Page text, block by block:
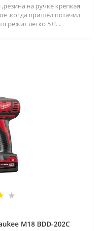
на ручке крепкая
.когда пришёл потачил
режит легко 5+!. ..
M18 BDD-202C